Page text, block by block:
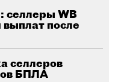
селлеры WB
выплат после
селлеров
БПЛА